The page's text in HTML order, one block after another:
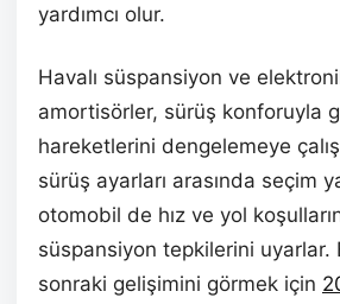
yardımcı olur.
Havalı süspansiyon ve
amortisörler, sürüş konforuyla
hareketlerini dengelemeye
sürüş ayarları arasında seçim
otomobil de hız ve yol
süspansiyon tepkilerini uyarlar.
sonraki gelişimini görmek için